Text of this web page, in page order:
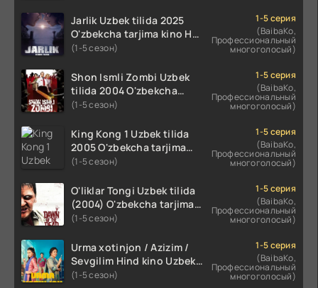
skachat
Jarlik Uzbek tilida 2025
O'zbekcha tarjima kino HD
skachat
(1-5 сезон)
1-5 серия
(BaibaKo,
Профессиональный
многоголосый)
Shon Ismli Zombi Uzbek
tilida 2004 O'zbekcha
tarjima kino HD skachat
(1-5 сезон)
1-5 серия
(BaibaKo,
Профессиональный
многоголосый)
King Kong 1 Uzbek tilida
2005 O'zbekcha tarjima
kino HD skachat
(1-5 сезон)
1-5 серия
(BaibaKo,
Профессиональный
многоголосый)
O'liklar Tongi Uzbek tilida
(2004) O'zbekcha tarjima
kino HD skachat
(1-5 сезон)
1-5 серия
(BaibaKo,
Профессиональный
многоголосый)
Urma xotinjon / Azizim /
Sevgilim Hind kino Uzbek
tilida 2022 O'zbekcha
(1-5 сезон)
1-5 серия
(BaibaKo,
Профессиональный
многоголосый)